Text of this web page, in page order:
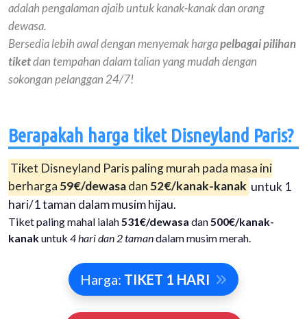
adalah pengalaman ajaib untuk kanak-kanak dan orang
dewasa.
Bersedia lebih awal dengan menyemak hargapelbagai pilihan
tiketdan tempahan dalam talian yang mudah dengan
sokongan pelanggan 24/7!
Berapakah harga tiket Disneyland Paris?
Tiket Disneyland Paris paling murah pada masa ini
berharga 59€/dewasadan 52€/kanak-kanak untuk 1
hari/1 taman dalam musim hijau.
Tiket paling mahal ialah 531€/dewasa dan 500€/kanak-
kanakuntuk 4 hari dan 2 tamandalam musim merah.
Harga: TIKET 1 HARI